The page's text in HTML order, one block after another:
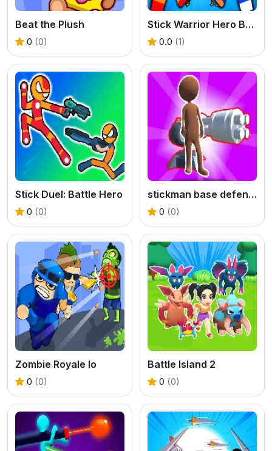
Beat the Plush
0 (0)
Stick Warrior Hero Battle
0.0 (1)
Stick Duel: Battle Hero
0 (0)
stickman base defense
0 (0)
Zombie Royale Io
0 (0)
Battle Island 2
0 (0)